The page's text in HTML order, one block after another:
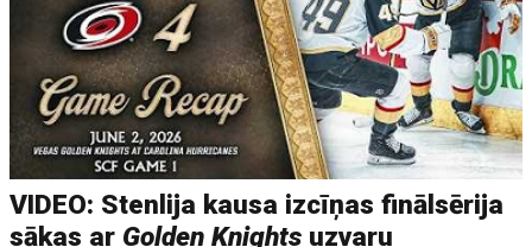
VIDEO: Stenlija kausa izcīņas finālsērija
sākas ar Golden Knights uzvaru